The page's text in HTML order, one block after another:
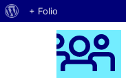
Acerca de WordPress
+ Folio
Saltar al contenido